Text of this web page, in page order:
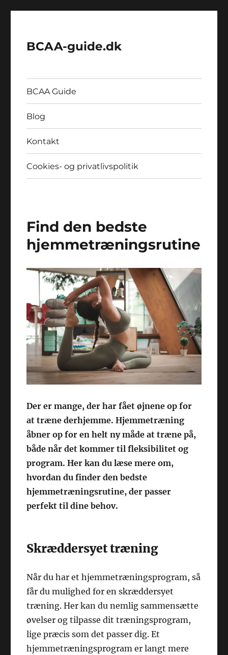
BCAA-guide.dk
BCAA Guide
Blog
Kontakt
Cookies- og privatlivspolitik
Find den bedste
hjemmetræningsrutine
Der er mange, der har fået øjnene op for
at træne derhjemme. Hjemmetræning
åbner op for en helt ny måde at træne på,
både når det kommer til fleksibilitet og
program. Her kan du læse mere om,
hvordan du finder den bedste
hjemmetræningsrutine, der passer
perfekt til dine behov.
Skræddersyet træning
Når du har et hjemmetræningsprogram, så
får du mulighed for en skræddersyet
træning. Her kan du nemlig sammensætte
øvelser og tilpasse dit træningsprogram,
lige præcis som det passer dig. Et
hjemmetræningsprogram er langt mere